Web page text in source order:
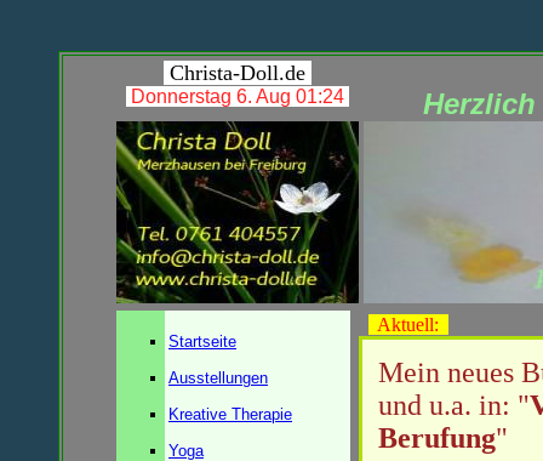
Christa-Doll.de
Donnerstag 6. Aug 01:24
Startseite
Ausstellungen
Kreative Therapie
Yoga
Aktuell:
Mein neues
und u.a. in: "
Berufung"